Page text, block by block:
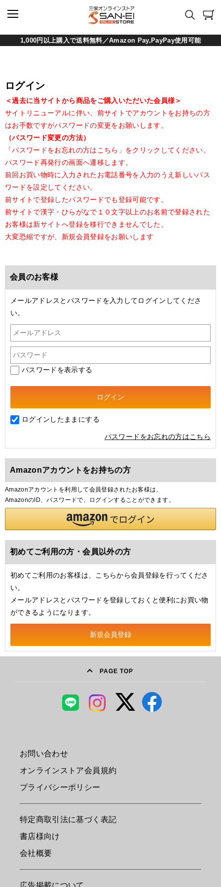
1,000円以上購入で送料無料／Amazon Pay,PayPay使用可能
ログイン
＜過去に当サイトから商品をご購入いただいた会員様＞
サイトリニューアルに伴い、前サイトでアカウントをお持ちの方
はお手数ですがパスワードの変更をお願いします。
（パスワード変更の方法）
「パスワードをお忘れの方はこちら」をクリックしてください。
パスワード再発行の画面へ遷移します。
前回お買い物時に入力されたお電話番号を入力のうえ新しいパス
ワードを設定してください。
前サイトで登録したパスワードでも登録可能です。
前サイトで漢字・ひらがなで１０文字以上のお名前で登録された
お客様は新サイトへ登録を移行できませんでした。
大変恐縮ですが、新規会員登録をお願いします
会員のお客様
メールアドレスとパスワードを入力してログインしてくださ
い。
パスワードを表示する
ログインしたままにする
パスワードをお忘れの方はこちら
Amazonアカウントをお持ちの方
Amazonアカウントを利用して会員登録されたお客様は、
AmazonのID、パスワードで、ログインすることができます。
初めてご利用の方・会員以外の方
初めてご利用のお客様は、こちらから会員登録を行ってくださ
い。
メールアドレスとパスワードを登録しておくと便利にお買い物
ができるようになります。
PAGE TOP
お問い合わせ
オンラインストア会員規約
プライバシーポリシー
特定商取引法に基づく表記
書店様向け
会社概要
広告掲載について